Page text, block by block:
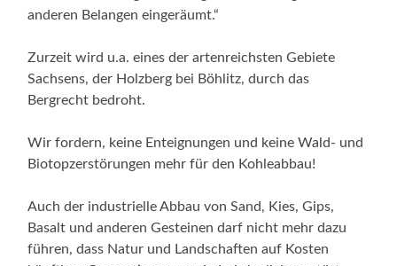
anderen Belangen eingeräumt.“
Zurzeit wird u.a. eines der artenreichsten Gebiete
Sachsens, der Holzberg bei Böhlitz, durch das
Bergrecht bedroht.
Wir fordern, keine Enteignungen und keine Wald- und
Biotopzerstörungen mehr für den Kohleabbau!
Auch der industrielle Abbau von Sand, Kies, Gips,
Basalt und anderen Gesteinen darf nicht mehr dazu
führen, dass Natur und Landschaften auf Kosten